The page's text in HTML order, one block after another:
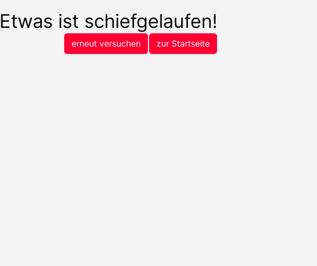
Etwas ist schiefgelaufen!
erneut versuchen zur Startseite